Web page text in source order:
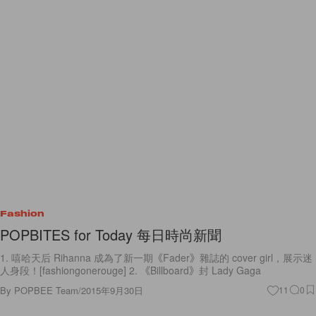
Fashion
POPBITES for Today 每日時尚新聞
1. 嘻哈天后 Rihanna 成為了新一期《Fader》雜誌的 cover girl，展示迷
人身段！[fashiongonerouge] 2. 《Billboard》封 Lady Gaga
By POPBEE Team/2015年9月30日 11 0